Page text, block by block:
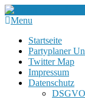
Menu
Startseite
Partyplaner
Twitter Map
Impressum
Datenschutz